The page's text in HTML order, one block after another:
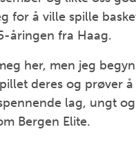
for å ville spille
åringen fra Haag.
her, men jeg
deres og prøver
lag, ungt
Bergen Elite.